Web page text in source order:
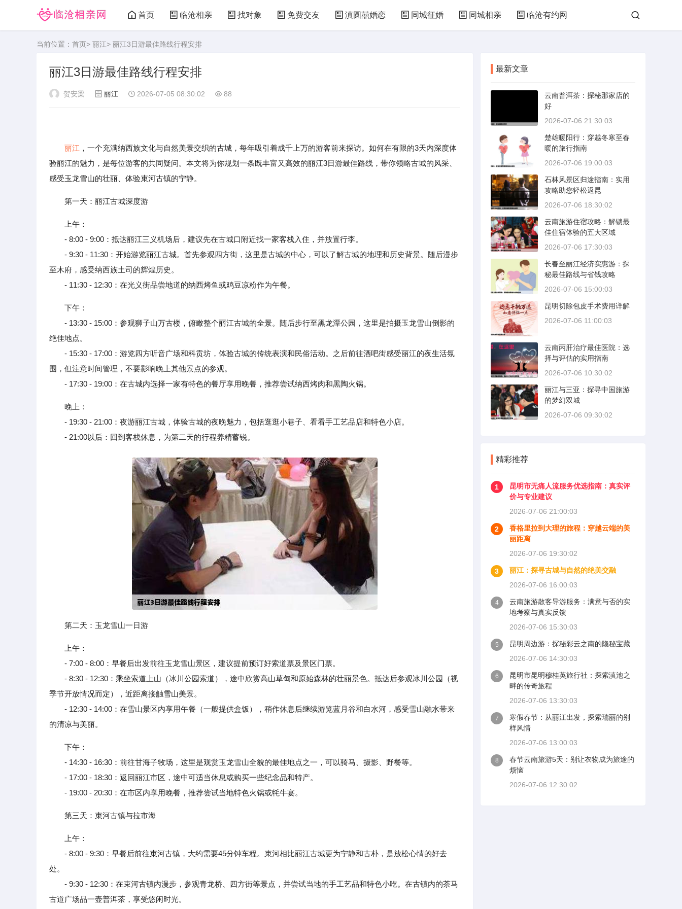
首页 临沧相亲 找对象 免费交友 滇圆囍婚恋 同城征婚 同城相亲 临沧有约网
当前位置： 首页> 丽江> 丽江3日游最佳路线行程安排
丽江3日游最佳路线行程安排
贺安梁 丽江 2026-07-05 08:30:02 88
丽江 ，一个充满纳西族文化与自然美景交织的古城，每年吸引着成千上万的游客前来探访。如何在有限的3天内深度体
验丽江的魅力，是每位游客的共同疑问。本文将为你规划一条既丰富又高效的丽江3日游最佳路线，带你领略古城的风采、
感受玉龙雪山的壮丽、体验束河古镇的宁静。
第一天：丽江古城深度游
上午：
- 8:00 - 9:00：抵达丽江三义机场后，建议先在古城口附近找一家客栈入住，并放置行李。
- 9:30 - 11:30：开始游览丽江古城。首先参观四方街，这里是古城的中心，可以了解古城的地理和历史背景。随后漫步
至木府，感受纳西族土司的辉煌历史。
- 11:30 - 12:30：在光义街品尝地道的纳西烤鱼或鸡豆凉粉作为午餐。
下午：
- 13:30 - 15:00：参观狮子山万古楼，俯瞰整个丽江古城的全景。随后步行至黑龙潭公园，这里是拍摄玉龙雪山倒影的
绝佳地点。
- 15:30 - 17:00：游览四方听音广场和科贡坊，体验古城的传统表演和民俗活动。之后前往酒吧街感受丽江的夜生活氛
围，但注意时间管理，不要影响晚上其他景点的参观。
- 17:30 - 19:00：在古城内选择一家有特色的餐厅享用晚餐，推荐尝试纳西烤肉和黑陶火锅。
晚上：
- 19:30 - 21:00：夜游丽江古城，体验古城的夜晚魅力，包括逛逛小巷子、看看手工艺品店和特色小店。
- 21:00以后：回到客栈休息，为第二天的行程养精蓄锐。
第二天：玉龙雪山一日游
上午：
- 7:00 - 8:00：早餐后出发前往玉龙雪山景区，建议提前预订好索道票及景区门票。
- 8:30 - 12:30：乘坐索道上山（冰川公园索道），途中欣赏高山草甸和原始森林的壮丽景色。抵达后参观冰川公园（视
季节开放情况而定），近距离接触雪山美景。
- 12:30 - 14:00：在雪山景区内享用午餐（一般提供盒饭），稍作休息后继续游览蓝月谷和白水河，感受雪山融水带来
的清凉与美丽。
下午：
- 14:30 - 16:30：前往甘海子牧场，这里是观赏玉龙雪山全貌的最佳地点之一，可以骑马、摄影、野餐等。
- 17:00 - 18:30：返回丽江市区，途中可适当休息或购买一些纪念品和特产。
- 19:00 - 20:30：在市区内享用晚餐，推荐尝试当地特色火锅或牦牛宴。
第三天：束河古镇与拉市海
上午：
- 8:00 - 9:30：早餐后前往束河古镇，大约需要45分钟车程。束河相比丽江古城更为宁静和古朴，是放松心情的好去
处。
- 9:30 - 12:30：在束河古镇内漫步，参观青龙桥、四方街等景点，并尝试当地的手工艺品和特色小吃。在古镇内的茶马
古道广场品一壶普洱茶，享受悠闲时光。
最新文章
云南普洱茶：探秘那家店的
好
2026-07-06 21:30:03
楚雄暖阳行：穿越冬寒至春
暖的旅行指南
2026-07-06 19:00:03
石林风景区归途指南：实用
攻略助您轻松返昆
2026-07-06 18:30:02
云南旅游住宿攻略：解锁最
佳住宿体验的五大区域
2026-07-06 17:30:03
长春至丽江经济实惠游：探
秘最佳路线与省钱攻略
2026-07-06 15:00:03
昆明切除包皮手术费用详解
2026-07-06 11:00:03
云南丙肝治疗最佳医院：选
择与评估的实用指南
2026-07-06 10:30:02
丽江与三亚：探寻中国旅游
的梦幻双城
2026-07-06 09:30:02
精彩推荐
1
昆明市无痛人流服务优选指南：真实评
价与专业建议
2026-07-06 21:00:03
2
香格里拉到大理的旅程：穿越云端的美
丽距离
2026-07-06 19:30:02
3
丽江：探寻古城与自然的绝美交融
2026-07-06 16:00:03
4
云南旅游散客导游服务：满意与否的实
地考察与真实反馈
2026-07-06 15:30:03
5
昆明周边游：探秘彩云之南的隐秘宝藏
2026-07-06 14:30:03
6
昆明市昆明穆桂英旅行社：探索滇池之
畔的传奇旅程
2026-07-06 13:30:03
7
寒假春节：从丽江出发，探索瑞丽的别
样风情
2026-07-06 13:00:03
8
春节云南旅游5天：别让衣物成为旅途的
烦恼
2026-07-06 12:30:02